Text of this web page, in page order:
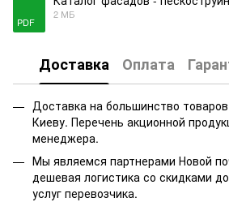
PDF
2 МБ
Доставка Оплата
Доставка на большинство
Киеву. Перечень акционной
менеджера.
Мы являемся партнерами Новой
дешевая логистика со скидками
услуг перевозчика.